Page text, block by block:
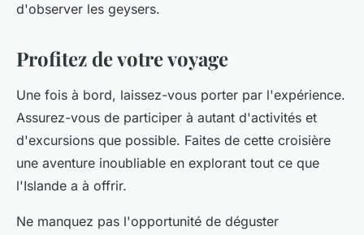
d'observer les geysers.
Profitez de votre voyage
Une fois à bord, laissez-vous porter par l'expérience.
Assurez-vous de participer à autant d'activités et
d'excursions que possible. Faites de cette croisière
une aventure inoubliable en explorant tout ce que
l'Islande a à offrir.
Ne manquez pas l'opportunité de déguster